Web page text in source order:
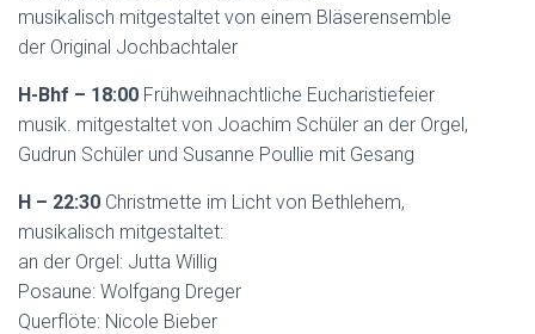
musikalisch mitgestaltet von einem Bläserensemble
der Original Jochbachtaler
H-Bhf – 18:00 Frühweihnachtliche Eucharistiefeier
musik. mitgestaltet von Joachim Schüler an der Orgel,
Gudrun Schüler und Susanne Poullie mit Gesang
H – 22:30 Christmette im Licht von Bethlehem,
musikalisch mitgestaltet:
an der Orgel: Jutta Willig
Posaune: Wolfgang Dreger
Querflöte: Nicole Bieber